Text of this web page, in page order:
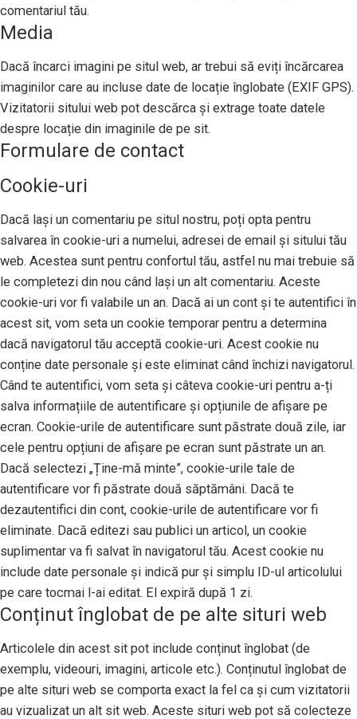
comentariul tău.
Media
Dacă încarci imagini pe situl web, ar trebui să eviți încărcarea
imaginilor care au incluse date de locație înglobate (EXIF GPS).
Vizitatorii sitului web pot descărca și extrage toate datele
despre locație din imaginile de pe sit.
Formulare de contact
Cookie-uri
Dacă lași un comentariu pe situl nostru, poți opta pentru
salvarea în cookie-uri a numelui, adresei de email și sitului tău
web. Acestea sunt pentru confortul tău, astfel nu mai trebuie să
le completezi din nou când lași un alt comentariu. Aceste
cookie-uri vor fi valabile un an. Dacă ai un cont și te autentifici în
acest sit, vom seta un cookie temporar pentru a determina
dacă navigatorul tău acceptă cookie-uri. Acest cookie nu
conține date personale și este eliminat când închizi navigatorul.
Când te autentifici, vom seta și câteva cookie-uri pentru a-ți
salva informațiile de autentificare și opțiunile de afișare pe
ecran. Cookie-urile de autentificare sunt păstrate două zile, iar
cele pentru opțiuni de afișare pe ecran sunt păstrate un an.
Dacă selectezi „Ține-mă minte”, cookie-urile tale de
autentificare vor fi păstrate două săptămâni. Dacă te
dezautentifici din cont, cookie-urile de autentificare vor fi
eliminate. Dacă editezi sau publici un articol, un cookie
suplimentar va fi salvat în navigatorul tău. Acest cookie nu
include date personale și indică pur și simplu ID-ul articolului
pe care tocmai l-ai editat. El expiră după 1 zi.
Conținut înglobat de pe alte situri web
Articolele din acest sit pot include conținut înglobat (de
exemplu, videouri, imagini, articole etc.). Conținutul înglobat de
pe alte situri web se comporta exact la fel ca și cum vizitatorii
au vizualizat un alt sit web. Aceste situri web pot să colecteze